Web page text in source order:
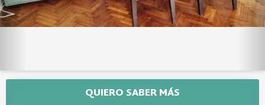
QUIERO SABER MÁS